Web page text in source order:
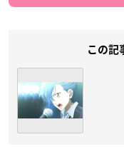
この記